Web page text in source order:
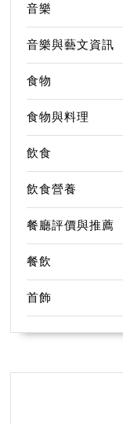
音樂
音樂與藝文資訊
食物
食物與料理
飲食
飲食營養
餐廳評價與推薦
餐飲
首飾